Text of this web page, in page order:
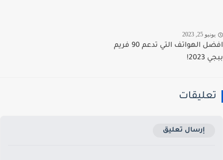
25, 2023
افضل الهواتف التي تدعم 90 فريم
إرسال تعليق